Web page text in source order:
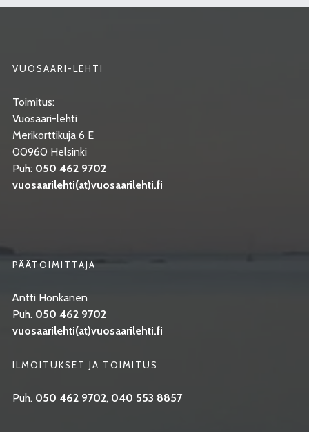
VUOSAARI-LEHTI
Toimitus:
Vuosaari-lehti
Merikorttikuja 6 E
00960 Helsinki
Puh: 050 462 9702
vuosaarilehti(at)vuosaarilehti.fi
PÄÄTOIMITTAJA
Antti Honkanen
Puh. 050 462 9702
vuosaarilehti(at)vuosaarilehti.fi
ILMOITUKSET JA TOIMITUS:
Puh. 050 462 9702, 040 553 8857